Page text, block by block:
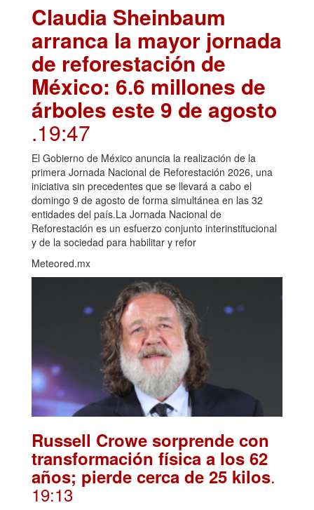
Claudia Sheinbaum
arranca la mayor jornada
de reforestación de
México: 6.6 millones de
árboles este 9 de agosto
.19:47
El Gobierno de México anuncia la realización de la
primera Jornada Nacional de Reforestación 2026, una
iniciativa sin precedentes que se llevará a cabo el
domingo 9 de agosto de forma simultánea en las 32
entidades del país.La Jornada Nacional de
Reforestación es un esfuerzo conjunto interinstitucional
y de la sociedad para habilitar y refor
Meteored.mx
Russell Crowe sorprende con
transformación física a los 62
años; pierde cerca de 25 kilos.
19:13